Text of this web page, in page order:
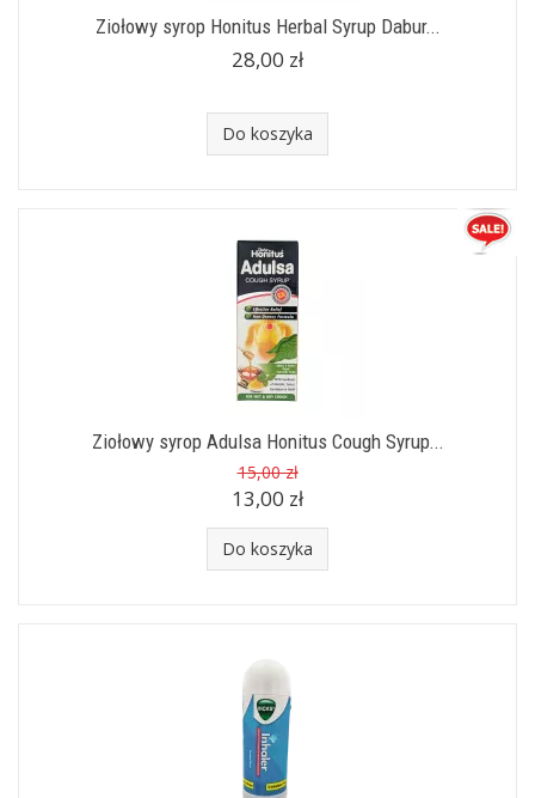
Ziołowy syrop Honitus Herbal Syrup Dabur...
28,00 zł
Do koszyka
Ziołowy syrop Adulsa Honitus Cough Syrup...
15,00 zł
13,00 zł
Do koszyka